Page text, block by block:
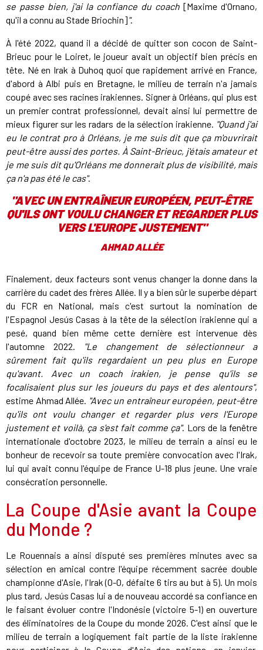
se passe bien, j'ai la confiance du coach [Maxime d'Ornano,
qu'il a connu au Stade Briochin]".
À l'été 2022, quand il a décidé de quitter son cocon de Saint-
Brieuc pour le Loiret, le joueur avait un objectif bien précis en
tête. Né en Irak à Duhoq quoi que rapidement arrivé en France,
d'abord à Albi puis en Bretagne, le milieu de terrain n'a jamais
coupé avec ses racines irakiennes. Signer à Orléans, qui plus est
un premier contrat professionnel, devait ainsi lui permettre de
mieux figurer sur les radars de la sélection irakienne. "Quand j'ai
eu le contrat pro à Orléans, je me suis dit que ça m'ouvrirait
peut-être aussi des portes. À Saint-Brieuc, j'étais amateur et
je me suis dit qu'Orléans me donnerait plus de visibilité, mais
ça n'a pas été le cas".
"AVEC UN ENTRAÎNEUR EUROPÉEN, PEUT-ÊTRE
QU'ILS ONT VOULU CHANGER ET REGARDER PLUS
VERS L'EUROPE JUSTEMENT"
AHMAD ALLÉE
Finalement, deux facteurs sont venus changer la donne dans la
carrière du cadet des frères Allée. Il y a bien sûr le superbe départ
du FCR en National, mais c'est surtout la nomination de
l'Espagnol Jesús Casas à la tête de la sélection irakienne qui a
pesé, quand bien même cette dernière est intervenue dès
l'automne 2022.
"Le changement de sélectionneur a
sûrement fait qu'ils regardaient un peu plus en Europe
qu'avant. Avec un coach irakien, je pense qu'ils se
focalisaient plus sur les joueurs du pays et des alentours",
estime Ahmad Allée. "Avec un entraîneur européen, peut-être
qu'ils ont voulu changer et regarder plus vers l'Europe
justement et voilà, ça s'est fait comme ça". Lors de la fenêtre
internationale d'octobre 2023, le milieu de terrain a ainsi eu le
bonheur de recevoir sa toute première convocation avec l'Irak,
lui qui avait connu l'équipe de France U-18 plus jeune. Une vraie
consécration personnelle.
La Coupe d'Asie avant la Coupe
du Monde ?
Le Rouennais a ainsi disputé ses premières minutes avec sa
sélection en amical contre l'équipe récemment sacrée double
championne d'Asie, l'Irak (0-0, défaite 6 tirs au but à 5). Un mois
plus tard, Jesús Casas lui a de nouveau accordé sa confiance en
le faisant évoluer contre l'Indonésie (victoire 5-1) en ouverture
des éliminatoires de la Coupe du monde 2026. C'est ainsi que le
milieu de terrain a logiquement fait partie de la liste irakienne